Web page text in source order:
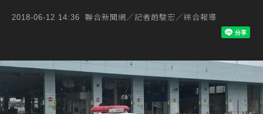
2018-06-12 14:36 聯合新聞網／記者趙駿宏／綜合報導